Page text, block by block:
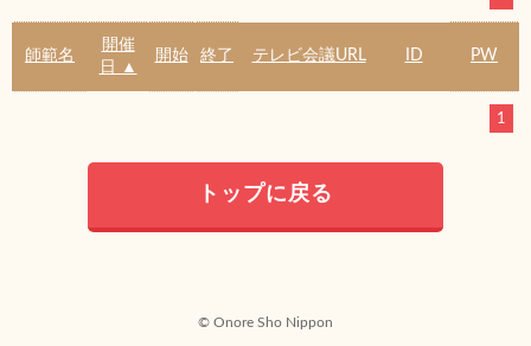
師範名
開催
日 ▲
開始 終了 テレビ会議URL ID PW
1
トップに戻る
© Onore Sho Nippon